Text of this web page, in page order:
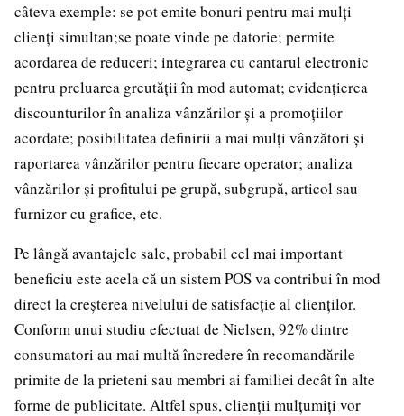
câteva exemple: se pot emite bonuri pentru mai mulți
clienți simultan;se poate vinde pe datorie; permite
acordarea de reduceri; integrarea cu cantarul electronic
pentru preluarea greutății în mod automat; evidențierea
discounturilor în analiza vânzărilor și a promoțiilor
acordate; posibilitatea definirii a mai mulți vânzători și
raportarea vânzărilor pentru fiecare operator; analiza
vânzărilor și profitului pe grupă, subgrupă, articol sau
furnizor cu grafice, etc.
Pe lângă avantajele sale, probabil cel mai important
beneficiu este acela că un sistem POS va contribui în mod
direct la creșterea nivelului de satisfacție al clienților.
Conform unui studiu efectuat de Nielsen, 92% dintre
consumatori au mai multă încredere în recomandările
primite de la prieteni sau membri ai familiei decât în alte
forme de publicitate. Altfel spus, clienții mulțumiți vor